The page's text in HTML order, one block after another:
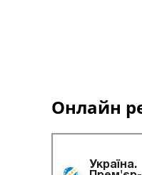
Онлайн